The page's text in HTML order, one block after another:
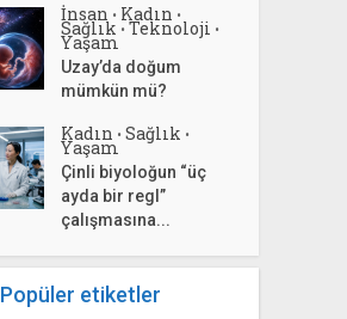
İnsan • Kadın •
Sağlık • Teknoloji •
Yaşam
Uzay’da doğum
mümkün mü?
Kadın • Sağlık •
Yaşam
Çinli biyoloğun “üç
ayda bir regl”
çalışmasına...
Popüler etiketler